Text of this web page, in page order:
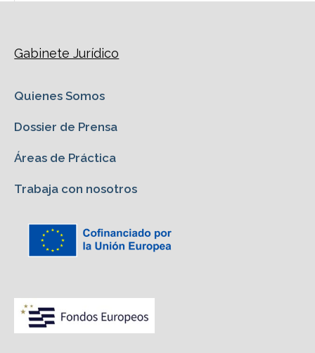
Gabinete Jurídico
Quienes Somos
Dossier de Prensa
Áreas de Práctica
Trabaja con nosotros